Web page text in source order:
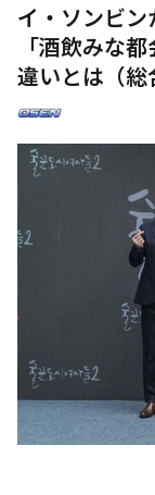
イ・ソンビ
「酒飲みな
違いとは（総